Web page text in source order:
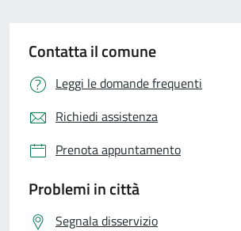
Contatta il comune
Leggi le domande frequenti
Richiedi assistenza
Prenota appuntamento
Problemi in città
Segnala disservizio